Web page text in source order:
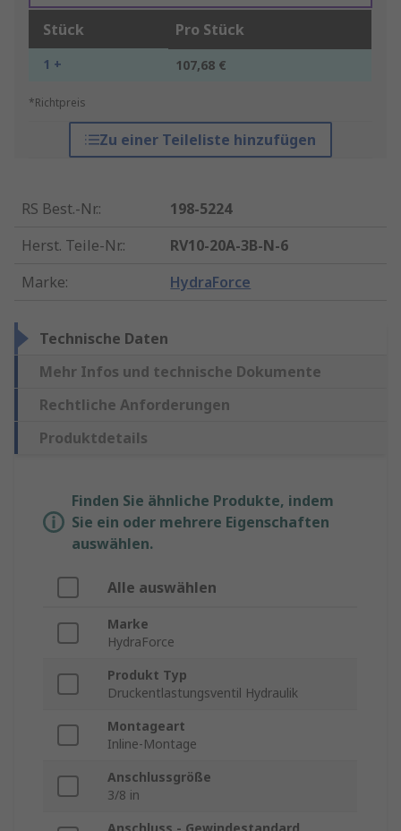
Stück Pro Stück
1 + 107,68 €
*Richtpreis
Zu einer Teileliste hinzufügen
RS Best.-Nr.:
198-5224
Herst. Teile-Nr.:
RV10-20A-3B-N-6
Marke: HydraForce
Technische Daten
Mehr Infos und technische Dokumente
Rechtliche Anforderungen
Produktdetails
Finden Sie ähnliche Produkte, indem
Sie ein oder mehrere Eigenschaften
auswählen.
Alle auswählen
Marke
HydraForce
Produkt Typ
Druckentlastungsventil Hydraulik
Montageart
Inline-Montage
Anschlussgröße
3/8 in